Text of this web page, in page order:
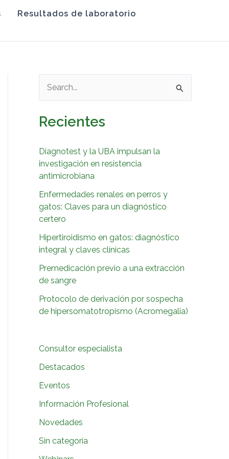
Resultados de laboratorio
s
a
r
o
r
:
Recientes
Diagnotest y la UBA impulsan la
investigación en resistencia
antimicrobiana
Enfermedades renales en perros y
gatos: Claves para un diagnóstico
certero
Hipertiroidismo en gatos: diagnóstico
integral y claves clínicas
Premedicación previo a una extracción
de sangre
Protocolo de derivación por sospecha
de hipersomatotropismo (Acromegalia)
Consultor especialista
Destacados
Eventos
Información Profesional
Novedades
Sin categoría